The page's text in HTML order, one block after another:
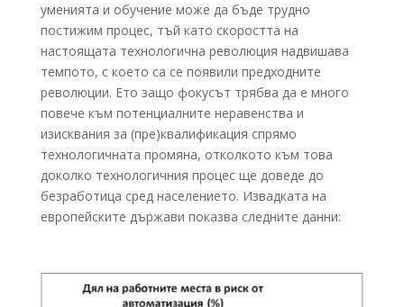
уменията и обучение може да бъде трудно
постижим процес, тъй като скоростта на
настоящата технологична революция надвишава
темпото, с което са се появили предходните
революции. Ето защо фокусът трябва да е много
повече към потенциалните неравенства и
изисквания за (пре)квалификация спрямо
технологичната промяна, отколкото към това
доколко технологичния процес ще доведе до
безработица сред населението. Извадката на
европейските държави показва следните данни: